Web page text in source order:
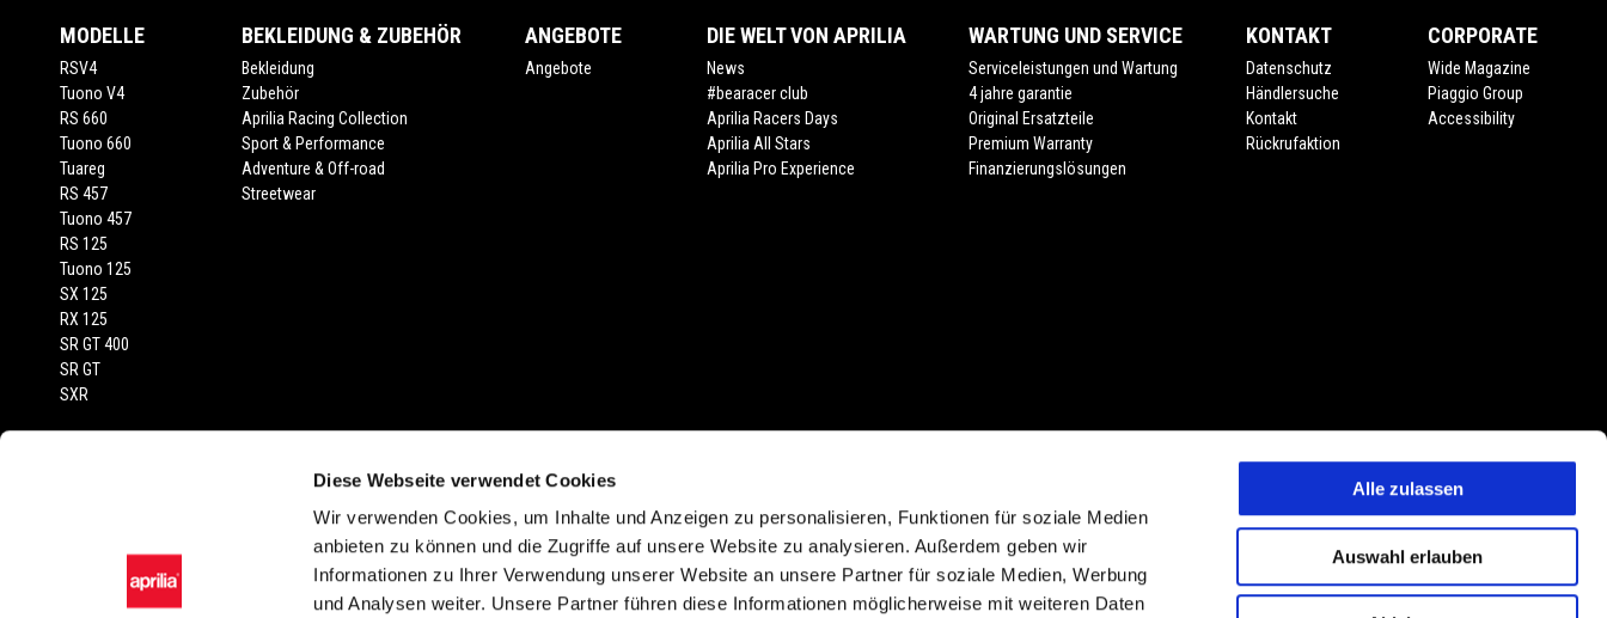
Diese Webseite verwendet Cookies
Wir verwenden Cookies, um Inhalte und Anzeigen zu personalisieren, Funktionen für soziale Medien
anbieten zu können und die Zugriffe auf unsere Website zu analysieren. Außerdem geben wir
Informationen zu Ihrer Verwendung unserer Website an unsere Partner für soziale Medien, Werbung
und Analysen weiter. Unsere Partner führen diese Informationen möglicherweise mit weiteren Daten
Alle zulassen
Auswahl erlauben
MODELLE
RSV4
Tuono V4
RS 660
Tuono 660
Tuareg
RS 457
Tuono 457
RS 125
Tuono 125
SX 125
RX 125
SR GT 400
SR GT
SXR
BEKLEIDUNG & ZUBEHÖR
Bekleidung
Zubehör
Aprilia Racing Collection
Sport & Performance
Adventure & Off-road
Streetwear
ANGEBOTE
Angebote
DIE WELT VON APRILIA
News
#bearacer club
Aprilia Racers Days
Aprilia All Stars
Aprilia Pro Experience
WARTUNG UND SERVICE
Serviceleistungen und Wartung
4 jahre garantie
Original Ersatzteile
Premium Warranty
Finanzierungslösungen
KONTAKT
Datenschutz
Händlersuche
Kontakt
Rückrufaktion
CORPORATE
Wide Magazine
Piaggio Group
Accessibility
Empfohlene Verkaufspreise inkl. MwSt., Transport und Fahrzeugprüfbericht (Form. 13.20). Zuzüglich individuelle Ablieferungspauschale des Händlers. Preisänderungen jederzeit und ohne Vorankündigung vorbehalten. Die
abgebildeten Fahrzeuge und Zubehörartikel dienen nur zur Darstellung der Farbe. Verfügbarkeiten, eventuelle Abweichungen von Ausstattung, Produktmerkmalen, Dekore oder Sitzbankfarben vorbehalten. Abweichungen von
Farbtönen in der Serienausstattung gegenüber der Wiedergabe in Bild sind möglich. Druckfehler, Farbfehler, Irrtümer, Änderungen und Auslaufartikel vorbehalten. PIAGGIO & C. S.p.A. behält sich jederzeit das Recht technischer
oder stilistischer Änderungen vor. Sämtliche Angaben sind unverbindlich. In verschiedenen Ländern sind aufgrund gesetzlicher Bestimmungen Abweichungen von den hier beschriebenen und abgebildeten Modellvarianten,
Zubehörartikel und Ausstattungen möglich. Die montagekosten sind nicht im Preis inbegriffen.